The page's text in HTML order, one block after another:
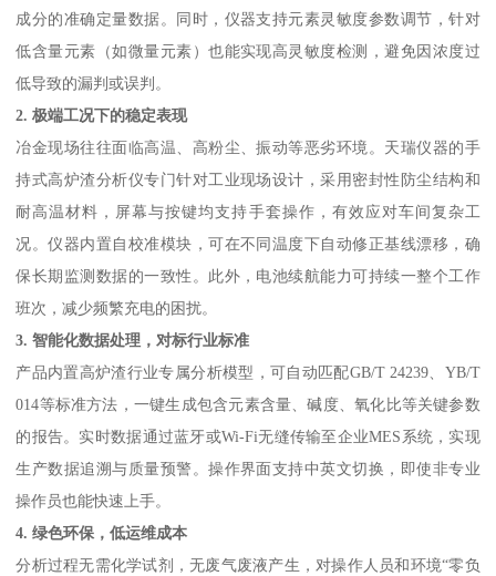
成分的准确定量数据。同时，仪器支持元素灵敏度参数调节，针对
低含量元素（如微量元素）也能实现高灵敏度检测，避免因浓度过
低导致的漏判或误判。
2. 极端工况下的稳定表现
冶金现场往往面临高温、高粉尘、振动等恶劣环境。天瑞仪器的手
持式高炉渣分析仪专门针对工业现场设计，采用密封性防尘结构和
耐高温材料，屏幕与按键均支持手套操作，有效应对车间复杂工
况。仪器内置自校准模块，可在不同温度下自动修正基线漂移，确
保长期监测数据的一致性。此外，电池续航能力可持续一整个工作
班次，减少频繁充电的困扰。
3. 智能化数据处理，对标行业标准
产品内置高炉渣行业专属分析模型，可自动匹配GB/T 24239、YB/T
014等标准方法，一键生成包含元素含量、碱度、氧化比等关键参数
的报告。实时数据通过蓝牙或Wi-Fi无缝传输至企业MES系统，实现
生产数据追溯与质量预警。操作界面支持中英文切换，即使非专业
操作员也能快速上手。
4. 绿色环保，低运维成本
分析过程无需化学试剂，无废气废液产生，对操作人员和环境“零负